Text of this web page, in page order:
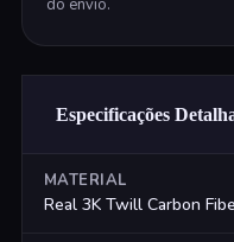
do envio.
Especificações
MATERIAL
Real 3K Twill Carbon